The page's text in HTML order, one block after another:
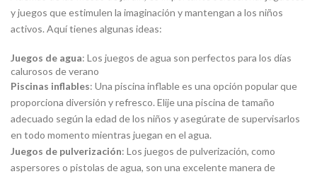
y juegos que estimulen la imaginación y mantengan a los niños
activos. Aquí tienes algunas ideas:
Juegos de agua: Los juegos de agua son perfectos para los días
calurosos de verano
Piscinas inflables: Una piscina inflable es una opción popular que
proporciona diversión y refresco. Elije una piscina de tamaño
adecuado según la edad de los niños y asegúrate de supervisarlos
en todo momento mientras juegan en el agua.
Juegos de pulverización: Los juegos de pulverización, como
aspersores o pistolas de agua, son una excelente manera de